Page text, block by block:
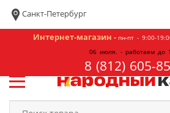
Санкт-Петербург
Интернет-магазин - пн-пт - 9:00-
06 июля. - работаем до
8 (812) 605-